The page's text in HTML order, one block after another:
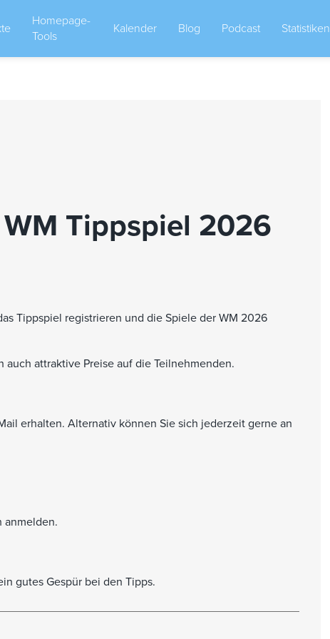
Homepage-
Tools
Kalender Blog Podcast Statistiken
Tippspiel 2026
Tippspiel registrieren und die Spiele der WM 2026
attraktive Preise auf die Teilnehmenden.
erhalten. Alternativ können Sie sich jederzeit gerne an
anmelden.
gutes Gespür bei den Tipps.